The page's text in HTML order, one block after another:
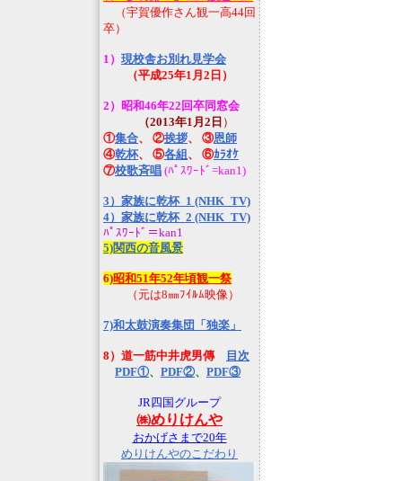
（宇賀優作さん観一高44回
卒）
1） 現校舎お別れ見学会
（平成25年1月2日）
2）昭和46年22回卒同窓会
（2013年1月2日 ）
①集合、 ②挨拶、 ③恩師
④乾杯、 ⑤各組 、 ⑥ｶﾗｵｹ
⑦校歌斉唱 (ﾊﾟｽﾜｰﾄﾞ=kan1)
3）家族に乾杯_1 (NHK_TV)
4）家族に乾杯_2 (NHK_TV)
ﾊﾟｽﾜｰﾄﾞ＝kan1
5)関西の音風景
6)昭和51年52年頃観一祭
（元は8㎜ﾌｲﾙﾑ映像）
7)和太鼓演奏集団「独楽」
8）道一筋中井虎男傳
目次
PDF①、 PDF②、 PDF③
JR四国グループ
㈱めりけんや
おかげさまで20年
めりけんやのこだわり